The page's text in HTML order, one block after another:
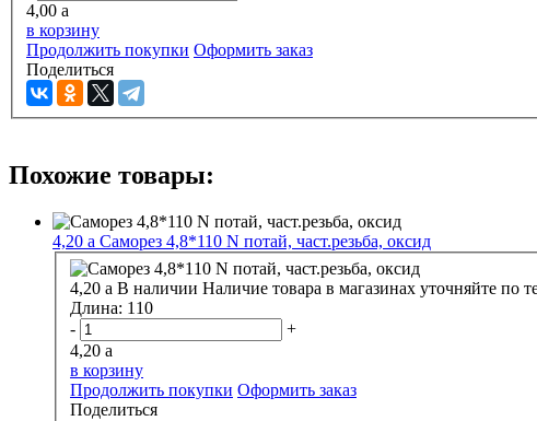
4,00 a
в корзину
Продолжить покупки Оформить заказ
Поделиться
Похожие товары:
4,20 a Саморез 4,8*110 N потай, част.резьба, оксид
4,20 a В наличии Наличие товара в магазинах уточняйте по
Длина: 110
-
+
4,20 a
в корзину
Продолжить покупки Оформить заказ
Поделиться